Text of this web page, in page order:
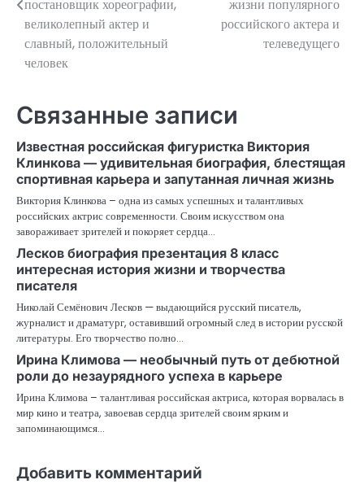
записям
постановщик хореографии,
великолепный актер и
славный, положительный
человек
жизни популярного
российского актера и
телеведущего
Связанные записи
Известная российская фигуристка Виктория
Клинкова — удивительная биография, блестящая
спортивная карьера и запутанная личная жизнь
Виктория Клинкова – одна из самых успешных и талантливых
российских актрис современности. Своим искусством она
завораживает зрителей и покоряет сердца…
Лесков биография презентация 8 класс
интересная история жизни и творчества
писателя
Николай Семёнович Лесков — выдающийся русский писатель,
журналист и драматург, оставивший огромный след в истории русской
литературы. Его творчество полно…
Ирина Климова — необычный путь от дебютной
роли до незаурядного успеха в карьере
Ирина Климова – талантливая российская актриса, которая ворвалась в
мир кино и театра, завоевав сердца зрителей своим ярким и
запоминающимся…
Добавить комментарий